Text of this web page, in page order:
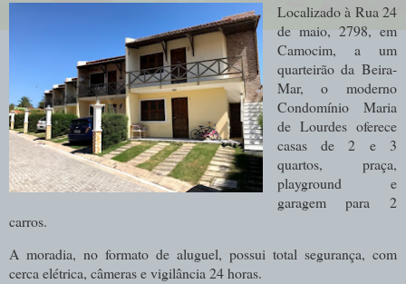
Localizado à Rua 24
de maio, 2798, em
Camocim, a um
quarteirão da Beira-
Mar, o moderno
Condomínio Maria
de Lourdes oferece
casas de 2 e 3
quartos, praça,
playground e
garagem para 2
carros.
A moradia, no formato de aluguel, possui total segurança, com
cerca elétrica, câmeras e vigilância 24 horas.